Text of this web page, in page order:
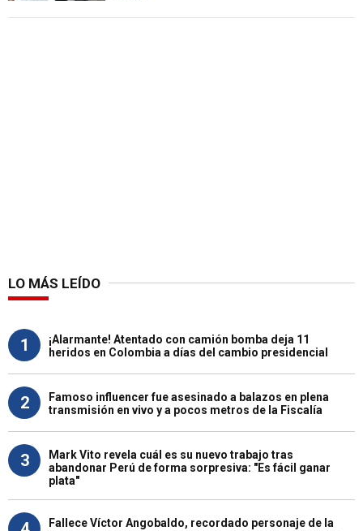
LO MÁS LEÍDO
1
¡Alarmante! Atentado con camión bomba deja 11
heridos en Colombia a días del cambio presidencial
2
Famoso influencer fue asesinado a balazos en plena
transmisión en vivo y a pocos metros de la Fiscalía
3
Mark Vito revela cuál es su nuevo trabajo tras
abandonar Perú de forma sorpresiva: "Es fácil ganar
plata"
Fallece Víctor Angobaldo, recordado personaje de la